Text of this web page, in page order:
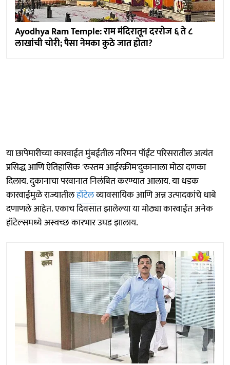
Ayodhya Ram Temple: राम मंदिरातून दररोज ६ ते ८
लाखांची चोरी; पैसा नेमका कुठे जात होता?
या छापेमारीच्या कारवाईत मुंबईतील नरिमन पॉईंट परिसरातील अत्यंत
प्रसिद्ध आणि ऐतिहासिक 'रुस्तम आईस्क्रीम'दुकानाला मोठा दणका
दिलाय. दुकानाचा परवानात निलंबित करण्यात आलाय. या धडक
कारवाईमुळे राज्यातीलहॉटेलव्यावसायिक आणि अन्न उत्पादकांचे धाबे
दणाणले आहेत. एकाच दिवसात झालेल्या या मोठ्या कारवाईत अनेक
हॉटेल्समध्ये अस्वच्छ कारभार उघड झालाय.